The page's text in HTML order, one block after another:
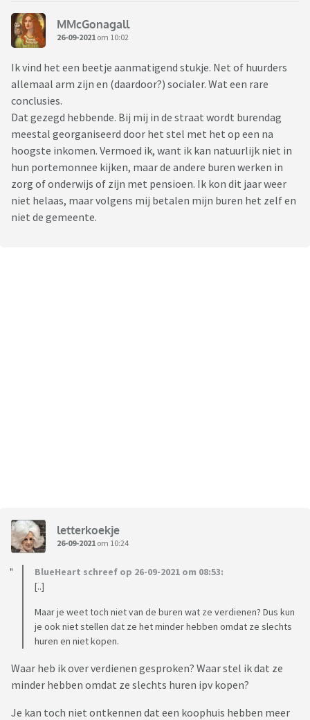
MMcGonagall
26-09-2021 om 10:02
Ik vind het een beetje aanmatigend stukje. Net of huurders
allemaal arm zijn en (daardoor?) socialer. Wat een rare
conclusies.
Dat gezegd hebbende. Bij mij in de straat wordt burendag
meestal georganiseerd door het stel met het op een na
hoogste inkomen. Vermoed ik, want ik kan natuurlijk niet in
hun portemonnee kijken, maar de andere buren werken in
zorg of onderwijs of zijn met pensioen. Ik kon dit jaar weer
niet helaas, maar volgens mij betalen mijn buren het zelf en
niet de gemeente.
letterkoekje
26-09-2021 om 10:24
BlueHeart schreef op 26-09-2021 om 08:53:
[..]
Maar je weet toch niet van de buren wat ze verdienen? Dus kun
je ook niet stellen dat ze het minder hebben omdat ze slechts
huren en niet kopen.
Waar heb ik over verdienen gesproken? Waar stel ik dat ze
minder hebben omdat ze slechts huren ipv kopen?
Je kan toch niet ontkennen dat een koophuis hebben meer